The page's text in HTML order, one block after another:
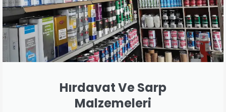
Hırdavat Ve Sarp
Malzemeleri